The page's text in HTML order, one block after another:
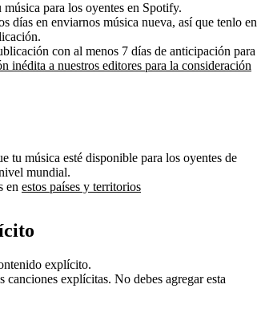
para los oyentes en Spotify.
días en enviarnos música nueva, así que tenlo en
con al menos 7 días de anticipación para
inédita a nuestros editores para la consideración
tu música esté disponible para los oyentes de
mundial.
en estos países y territorios
explícito.
explícitas. No debes agregar esta